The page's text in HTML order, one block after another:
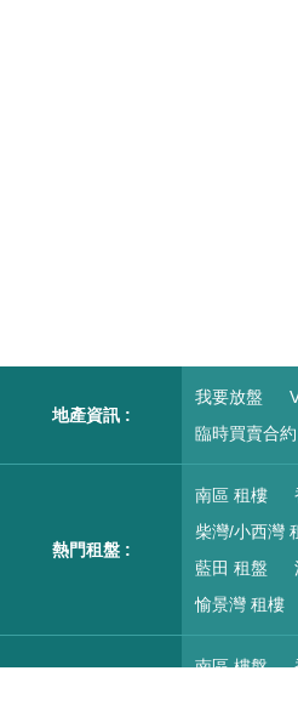
地產資訊 :
我要放盤
臨時買賣合約
熱門租盤 :
南區 租樓
柴灣/小西灣
藍田 租盤
愉景灣 租樓
南區 樓盤